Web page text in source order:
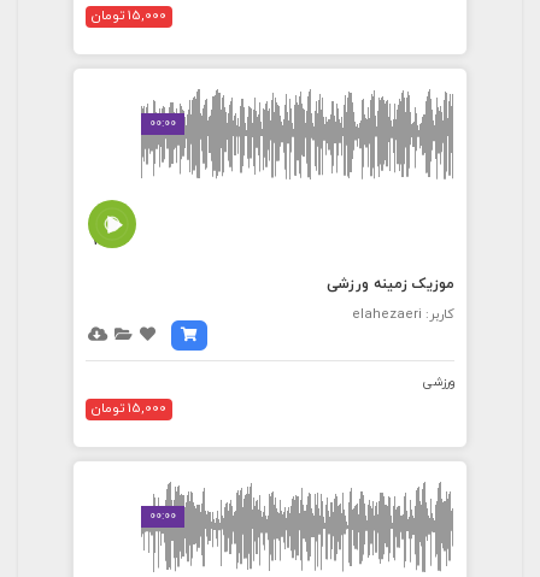
15,000 تومان
00:00
7:15
موزیک زمینه ورزشی
کاربر: elahezaeri
ورزشی
15,000 تومان
00:00